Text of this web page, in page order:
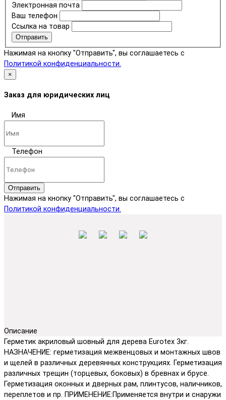
Электронная почта
Ваш телефон
Ссылка на товар
Отправить
Нажимая на кнопку "Отправить", вы соглашаетесь с
Политикой конфиденциальности.
×
Заказ для юридических лиц
Имя
Телефон
Отправить
Нажимая на кнопку "Отправить", вы соглашаетесь с
Политикой конфиденциальности.
Описание
Герметик акриловый шовный для дерева Eurotex 3кг.
НАЗНАЧЕНИЕ: герметизация межвенцовых и монтажных швов
и щелей в различных деревянных конструкциях. Герметизация
различных трещин (торцевых, боковых) в бревнах и брусе.
Герметизация оконных и дверных рам, плинтусов, наличников,
переплетов и пр. ПРИМЕНЕНИЕ:Применяется внутри и снаружи